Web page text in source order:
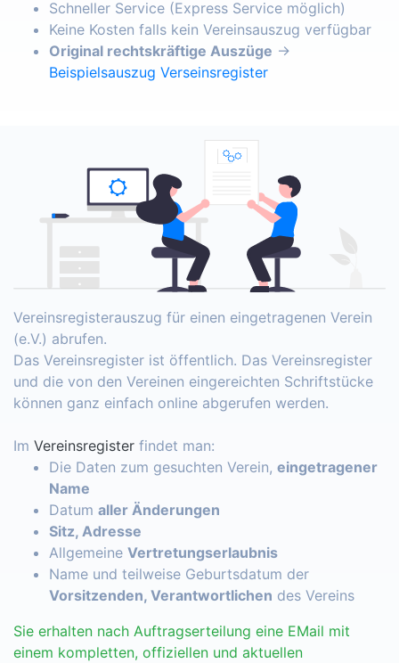
Schneller Service (Express Service möglich)
Keine Kosten falls kein Vereinsauszug verfügbar
Original rechtskräftige Auszüge →
Beispielsauszug Verseinsregister
Vereinsregisterauszug für einen eingetragenen Verein
(e.V.) abrufen.
Das Vereinsregister ist öffentlich. Das Vereinsregister
und die von den Vereinen eingereichten Schriftstücke
können ganz einfach online abgerufen werden.
Im Vereinsregister findet man:
Die Daten zum gesuchten Verein, eingetragener
Name
Datum aller Änderungen
Sitz, Adresse
Allgemeine Vertretungserlaubnis
Name und teilweise Geburtsdatum der
Vorsitzenden, Verantwortlichen des Vereins
Sie erhalten nach Auftragserteilung eine EMail mit
einem kompletten, offiziellen und aktuellen